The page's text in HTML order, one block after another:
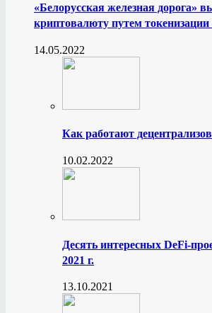
«Белорусская железная дорога»
криптовалюту путем токенизации
14.05.2022
Как работают
10.02.2022
Десять интересных DeFi-
2021 г.
13.10.2021